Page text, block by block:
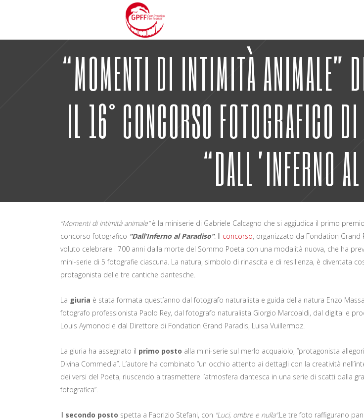
“MOMENTI DI INTIMITÀ ANIMALE”
IL 16° CONCORSO FOTOGRAFICO
“DALL’INFERNO
“Momenti di intimità animale”è la miniserie di Gabriele Calcagno che si aggiudica il primo
concorso fotografico “Dall’Inferno al Paradiso”. Il concorso, organizzato da Fondation Grand
voluto celebrare i 700 anni dalla morte del Sommo Poeta con una modalità nuova, che ha
mini-serie di 5 fotografie ciascuna. La natura, simbolo di rinascita e di resilienza, è diventata
protagonista delle tre cantiche dantesche.
La giuria è stata formata quest’anno dal fotografo naturalista e guida della natura Enzo
fotografo professionista Paolo Rey, dal fotografo naturalista Giorgio Marcoaldi, dal digital e
Louis Aymonod e dal Direttore di Fondation Grand Paradis, Luisa Vuillermoz.
La giuria ha assegnato il primo posto alla mini-serie sul merlo acquaiolo, “protagonista
Divina Commedia”. L’autore ha combinato “un occhio attento ai dettagli con la creatività
dei versi del Poeta, riuscendo a trasmettere l’atmosfera dantesca in una serie di scatti dalla
fotografica”.
Il secondo posto spetta a Fabrizio Stefani, con “Luci, ombre e nulla”.Le tre foto raffigurano